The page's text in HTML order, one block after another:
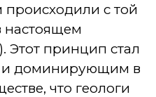
с той
настоящем
Этот принцип стал
и доминирующим в
что геологи